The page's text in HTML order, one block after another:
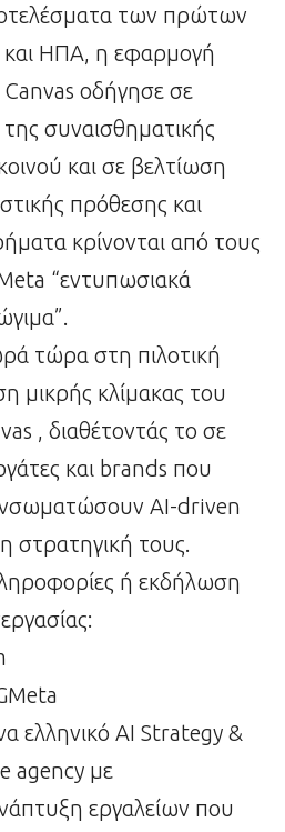
των πρώτων
ΗΠΑ, η εφαρμογή
οδήγησε σε
συναισθηματικής
και σε βελτίωση
πρόθεσης και
κρίνονται από τους
“εντυπωσιακά
τώρα στη πιλοτική
μικρής κλίμακας του
, διαθέτοντάς το σε
και brands που
AI-driven
στρατηγική τους.
ή εκδήλωση
ελληνικό AI Strategy &
agency με
εργαλείων που